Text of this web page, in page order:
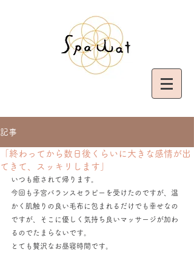
記事
「終わってから数日後くらいに大きな感情が出
てきて、スッキリします」
いつも癒されて帰ります。
今回も子宮バランスセラピーを受けたのですが、温
かく肌触りの良い毛布に包まれるだけでも幸せなの
ですが、そこに優しく気持ち良いマッサージが加わ
るのでたまらないです。
とても贅沢なお昼寝時間です。